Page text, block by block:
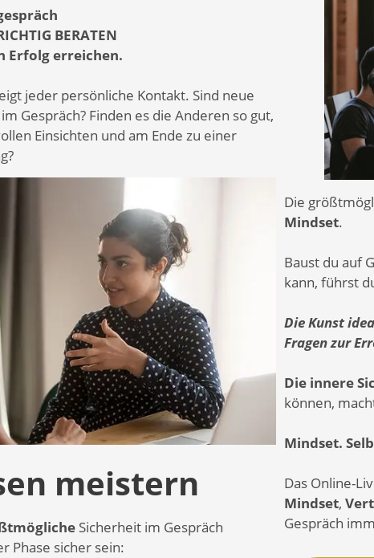
BERATEN
Erfolg erreichen.
jeder persönliche Kontakt. Sind neue
Gespräch? Finden es die Anderen so gut,
Einsichten und am Ende zu einer
meistern
Sicherheit im Gespräch
Phase sicher sein:
Die
Mindset.
Baust du auf
kann, führst
Die Kunst
Fragen zur
Die innere
können,
Mindset.
Das Online-
Mindset,
Gespräch